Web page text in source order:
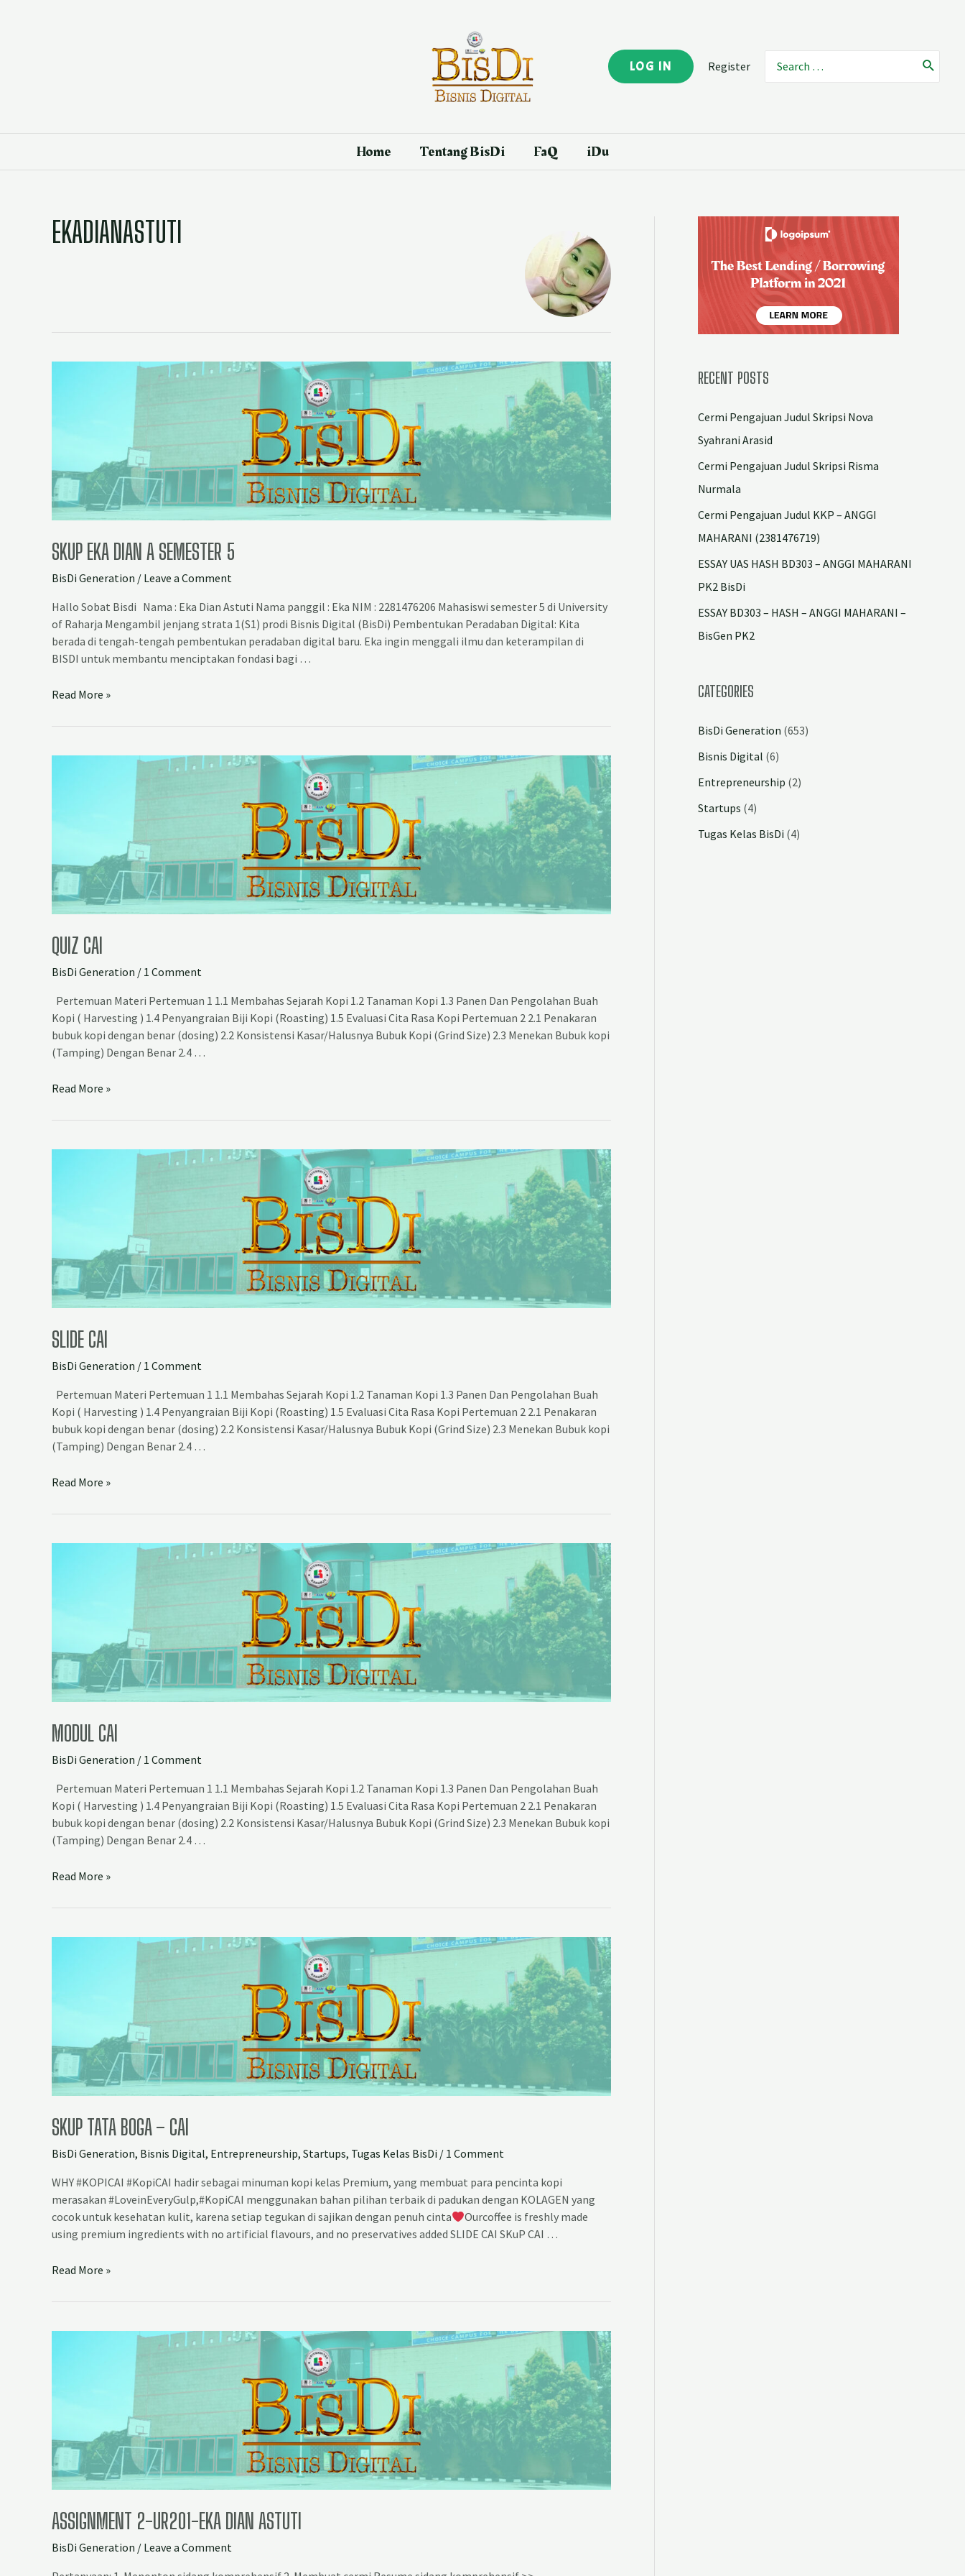
LOG IN Register
Home Tentang BisDi FaQ iDu
EKADIANASTUTI
SKUP EKA DIAN A SEMESTER 5
BisDi Generation / Leave a Comment
Hallo Sobat Bisdi Nama : Eka Dian Astuti Nama panggil : Eka NIM : 2281476206 Mahasiswi semester 5 di University
of Raharja Mengambil jenjang strata 1(S1) prodi Bisnis Digital (BisDi) Pembentukan Peradaban Digital: Kita
berada di tengah-tengah pembentukan peradaban digital baru. Eka ingin menggali ilmu dan keterampilan di
BISDI untuk membantu menciptakan fondasi bagi …
Read More »
QUIZ CAI
BisDi Generation / 1 Comment
Pertemuan Materi Pertemuan 1 1.1 Membahas Sejarah Kopi 1.2 Tanaman Kopi 1.3 Panen Dan Pengolahan Buah
Kopi ( Harvesting ) 1.4 Penyangraian Biji Kopi (Roasting) 1.5 Evaluasi Cita Rasa Kopi Pertemuan 2 2.1 Penakaran
bubuk kopi dengan benar (dosing) 2.2 Konsistensi Kasar/Halusnya Bubuk Kopi (Grind Size) 2.3 Menekan Bubuk kopi
(Tamping) Dengan Benar 2.4 …
Read More »
SLIDE CAI
BisDi Generation / 1 Comment
Pertemuan Materi Pertemuan 1 1.1 Membahas Sejarah Kopi 1.2 Tanaman Kopi 1.3 Panen Dan Pengolahan Buah
Kopi ( Harvesting ) 1.4 Penyangraian Biji Kopi (Roasting) 1.5 Evaluasi Cita Rasa Kopi Pertemuan 2 2.1 Penakaran
bubuk kopi dengan benar (dosing) 2.2 Konsistensi Kasar/Halusnya Bubuk Kopi (Grind Size) 2.3 Menekan Bubuk kopi
(Tamping) Dengan Benar 2.4 …
Read More »
MODUL CAI
BisDi Generation / 1 Comment
Pertemuan Materi Pertemuan 1 1.1 Membahas Sejarah Kopi 1.2 Tanaman Kopi 1.3 Panen Dan Pengolahan Buah
Kopi ( Harvesting ) 1.4 Penyangraian Biji Kopi (Roasting) 1.5 Evaluasi Cita Rasa Kopi Pertemuan 2 2.1 Penakaran
bubuk kopi dengan benar (dosing) 2.2 Konsistensi Kasar/Halusnya Bubuk Kopi (Grind Size) 2.3 Menekan Bubuk kopi
(Tamping) Dengan Benar 2.4 …
Read More »
SKUP TATA BOGA – CAI
BisDi Generation, Bisnis Digital, Entrepreneurship, Startups, Tugas Kelas BisDi / 1 Comment
WHY #KOPICAI #KopiCAI hadir sebagai minuman kopi kelas Premium, yang membuat para pencinta kopi
merasakan #LoveinEveryGulp,#KopiCAI menggunakan bahan pilihan terbaik di padukan dengan KOLAGEN yang
cocok untuk kesehatan kulit, karena setiap tegukan di sajikan dengan penuh cinta
Ourcoffee is freshly made
using premium ingredients with no artificial flavours, and no preservatives added SLIDE CAI SKuP CAI …
Read More »
ASSIGNMENT 2-UR201-EKA DIAN ASTUTI
BisDi Generation / Leave a Comment
RECENT POSTS
Cermi Pengajuan Judul Skripsi Nova
Syahrani Arasid
Cermi Pengajuan Judul Skripsi Risma
Nurmala
Cermi Pengajuan Judul KKP – ANGGI
MAHARANI (2381476719)
ESSAY UAS HASH BD303 – ANGGI MAHARANI
PK2 BisDi
ESSAY BD303 – HASH – ANGGI MAHARANI –
BisGen PK2
CATEGORIES
BisDi Generation (653)
Bisnis Digital (6)
Entrepreneurship (2)
Startups (4)
Tugas Kelas BisDi (4)